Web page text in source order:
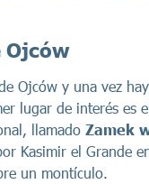
Ojców
Ojców y una vez
lugar de interés es
llamado Zamek
Kasimir el Grande
un montículo.